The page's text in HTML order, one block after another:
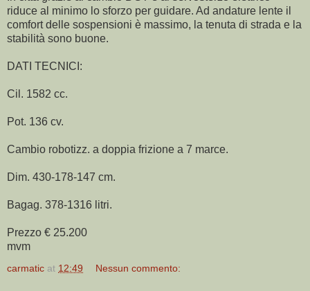
riduce al minimo lo sforzo per guidare. Ad andature lente il
comfort delle sospensioni è massimo, la tenuta di strada e la
stabilità sono buone.
DATI TECNICI:
Cil. 1582 cc.
Pot. 136 cv.
Cambio robotizz. a doppia frizione a 7 marce.
Dim. 430-178-147 cm.
Bagag. 378-1316 litri.
Prezzo € 25.200
mvm
carmatic at 12:49 Nessun commento: